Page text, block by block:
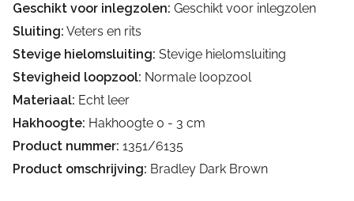
Geschikt voor inlegzolen: Geschikt voor inlegzolen
Sluiting: Veters en rits
Stevige hielomsluiting: Stevige hielomsluiting
Stevigheid loopzool: Normale loopzool
Materiaal: Echt leer
Hakhoogte: Hakhoogte 0 - 3 cm
Product nummer: 1351/6135
Product omschrijving: Bradley Dark Brown